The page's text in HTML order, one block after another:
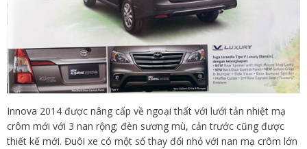
Innova 2014 được nâng cấp về ngoại thất với lưới tản nhiệt mạ
crôm mới với 3 nan rộng; đèn sương mù, cản trước cũng được
thiết kế mới. Đuôi xe có một số thay đổi nhỏ với nan mạ crôm lớn